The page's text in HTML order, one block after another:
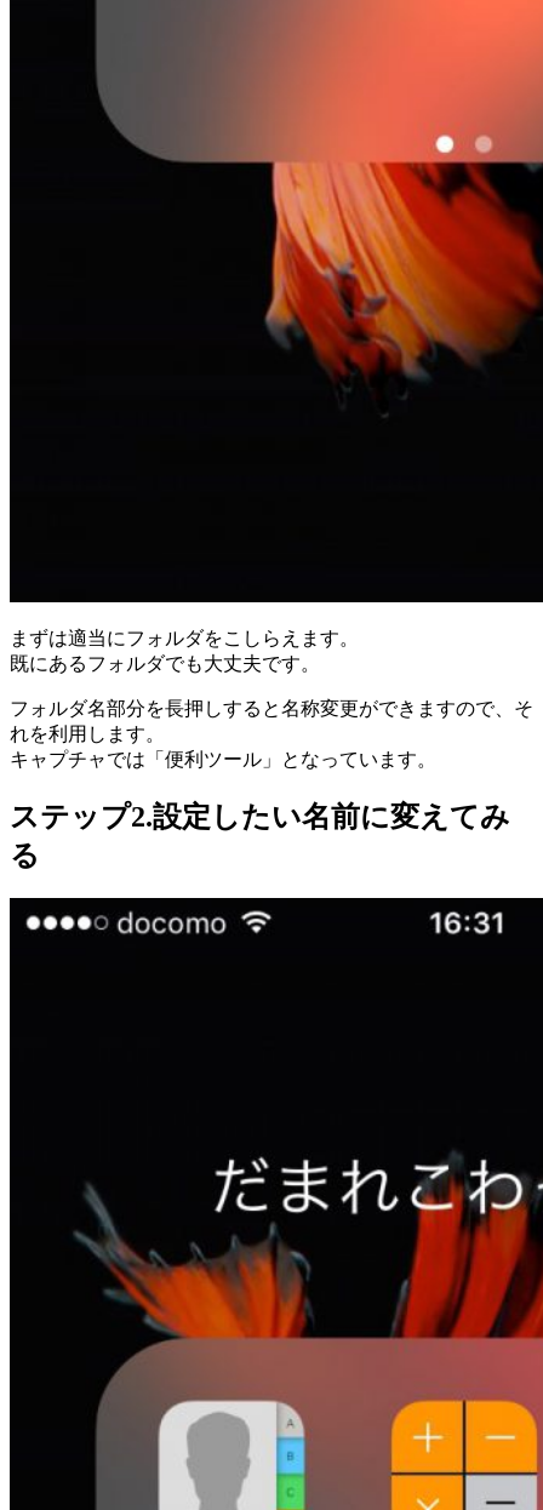
まずは適当にフォルダをこしらえます。
既にあるフォルダでも大丈夫です。
フォルダ名部分を長押しすると名称変更ができますので、そ
れを利用します。
キャプチャでは「便利ツール」となっています。
ステップ2.設定したい名前に変えてみ
る